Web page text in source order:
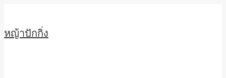
to
หญ้าปักกิ่ง